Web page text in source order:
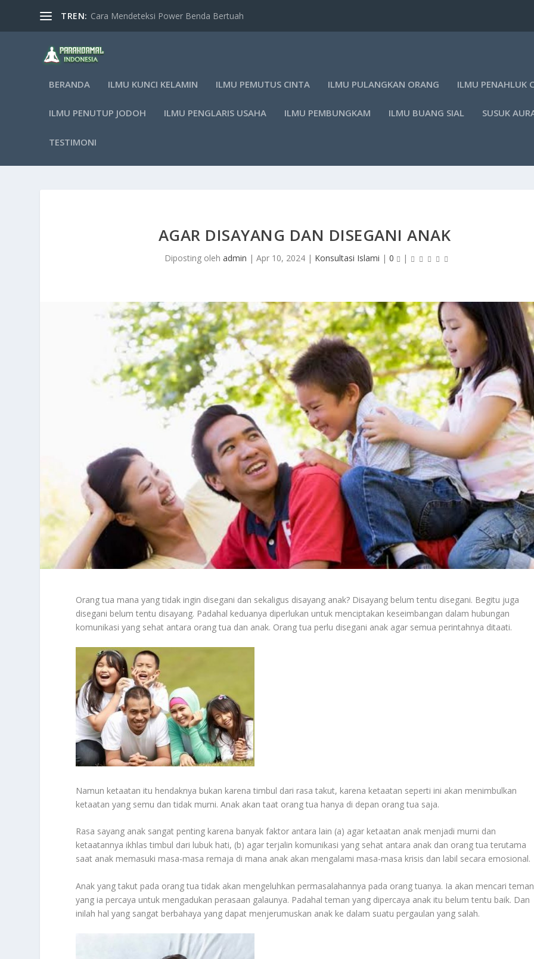
TREN: Cara Mendeteksi Power Benda Bertuah
BERANDA ILMU KUNCI KELAMIN ILMU PEMUTUS CINTA ILMU PULANGKAN ORANG ILMU PENAHLUK
ILMU PENUTUP JODOH ILMU PENGLARIS USAHA ILMU PEMBUNGKAM ILMU BUANG SIAL SUSUK
TESTIMONI
AGAR DISAYANG DAN DISEGANI ANAK
Diposting oleh admin | Apr 10, 2024| Konsultasi Islami | 0 |
Orang tua mana yang tidak ingin disegani dan sekaligus disayang anak? Disayang belum tentu disegani. Begitu juga
disegani belum tentu disayang. Padahal keduanya diperlukan untuk menciptakan keseimbangan dalam hubungan
komunikasi yang sehat antara orang tua dan anak. Orang tua perlu disegani anak agar semua perintahnya ditaati.
Namun ketaatan itu hendaknya bukan karena timbul dari rasa takut, karena ketaatan seperti ini akan menimbulkan
ketaatan yang semu dan tidak murni. Anak akan taat orang tua hanya di depan orang tua saja.
Rasa sayang anak sangat penting karena banyak faktor antara lain (a) agar ketaatan anak menjadi murni dan
ketaatannya ikhlas timbul dari lubuk hati, (b) agar terjalin komunikasi yang sehat antara anak dan orang tua terutama
saat anak memasuki masa-masa remaja di mana anak akan mengalami masa-masa krisis dan labil secara emosional.
Anak yang takut pada orang tua tidak akan mengeluhkan permasalahannya pada orang tuanya. Ia akan mencari teman
yang ia percaya untuk mengadukan perasaan galaunya. Padahal teman yang dipercaya anak itu belum tentu baik. Dan
inilah hal yang sangat berbahaya yang dapat menjerumuskan anak ke dalam suatu pergaulan yang salah.